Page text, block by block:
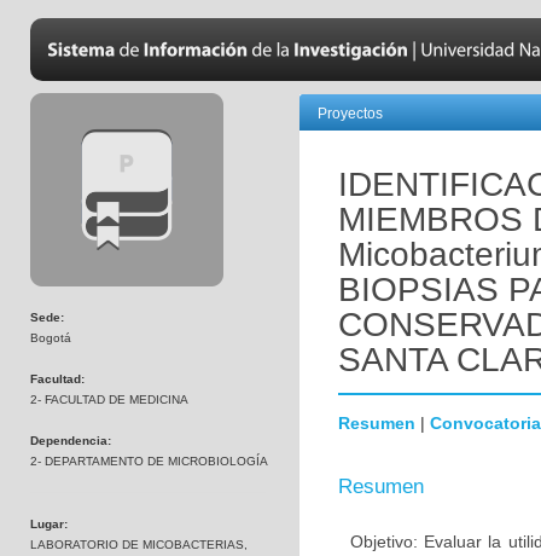
Sede:
Bogotá
Facultad:
2- FACULTAD DE MEDICINA
Dependencia:
2- DEPARTAMENTO DE MICROBIOLOGÍA
Lugar:
LABORATORIO DE MICOBACTERIAS,
Proyectos
MIEMBROS
BIOPSIAS
SANTA
Resumen | Convocatoria
Resumen
Objetivo: Evaluar la